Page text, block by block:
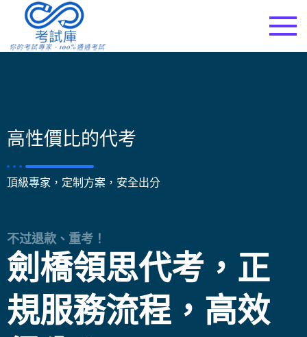
高性價比的代考
頂級專家，定制方案，安全出分
不过退款、重考！
劍橋領思代考，正
規服務流程，高效